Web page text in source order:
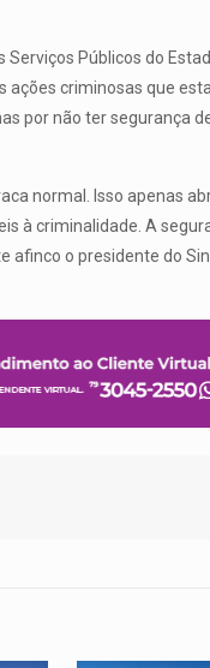
Públicos do
ações criminosas que
por não ter segurança
normal. Isso apenas
à criminalidade. A
o presidente do